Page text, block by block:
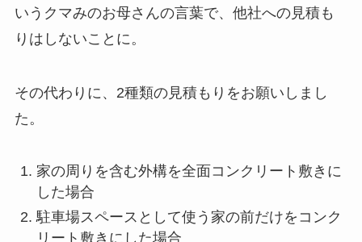
いうクマみのお母さんの言葉で、他社への見積も
りはしないことに。
その代わりに、2種類の見積もりをお願いしまし
た。
家の周りを含む外構を全面コンクリート敷きに
した場合
駐車場スペースとして使う家の前だけをコンク
リート敷きにした場合